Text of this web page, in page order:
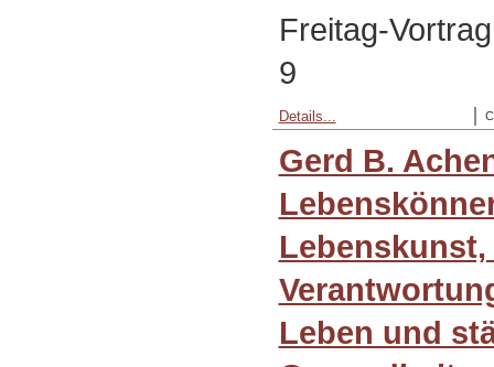
Freitag-
9
Details...
Gerd B.
Leben und